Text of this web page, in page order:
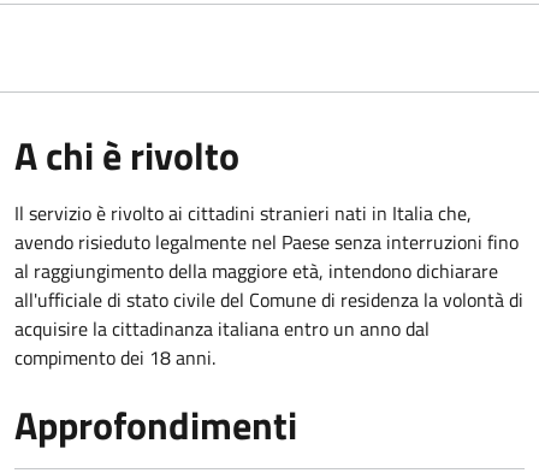
A chi è rivolto
Il servizio è rivolto ai cittadini stranieri nati in Italia che,
avendo risieduto legalmente nel Paese senza interruzioni fino
al raggiungimento della maggiore età, intendono dichiarare
all'ufficiale di stato civile del Comune di residenza la volontà di
acquisire la cittadinanza italiana entro un anno dal
compimento dei 18 anni.
Approfondimenti